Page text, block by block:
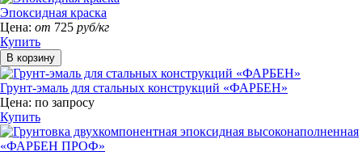
Эпоксидная краска
Цена: от 725 руб/кг
Купить
Грунт-эмаль для стальных конструкций «ФАРБЕН»
Цена: по запросу
Купить